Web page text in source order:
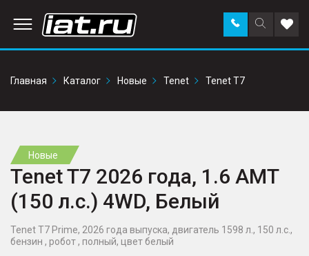
Поиск
по
Заказать
звонок в
Главная
Каталог Новые Tenet Tenet T7
Новые
Tenet T7 2026 года, 1.6 AMT
(150 л.с.) 4WD, Белый
Tenet T7 Prime, 2026 года выпуска, двигатель 1598 л., 150 л.с.,
бензин , робот , полный, цвет белый